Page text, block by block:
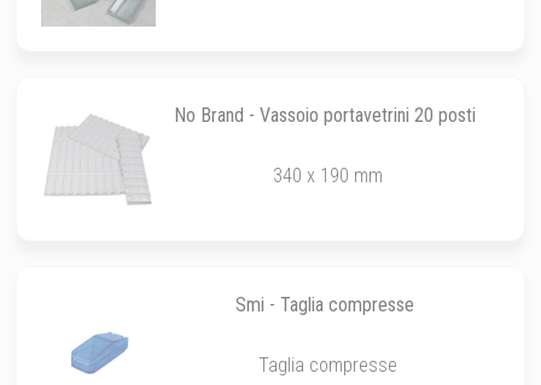
No Brand - Vassoio portavetrini 20 posti
340 x 190 mm
Smi - Taglia compresse
Taglia compresse